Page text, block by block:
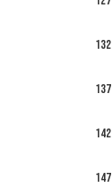
132
137
142
147